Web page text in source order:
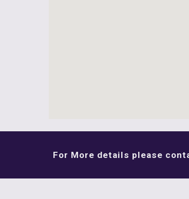
For More details please